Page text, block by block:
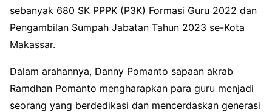
sebanyak 680 SK PPPK (P3K) Formasi Guru 2022 dan
Pengambilan Sumpah Jabatan Tahun 2023 se-Kota
Makassar.
Dalam arahannya, Danny Pomanto sapaan akrab
Ramdhan Pomanto mengharapkan para guru menjadi
seorang yang berdedikasi dan mencerdaskan generasi